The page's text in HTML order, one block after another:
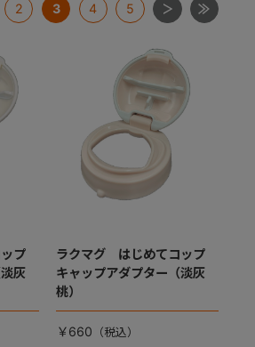
2 3 4 5
ップ
灰
ラクマグ はじめてコップ
キャップアダプター（淡灰
桃）
￥660